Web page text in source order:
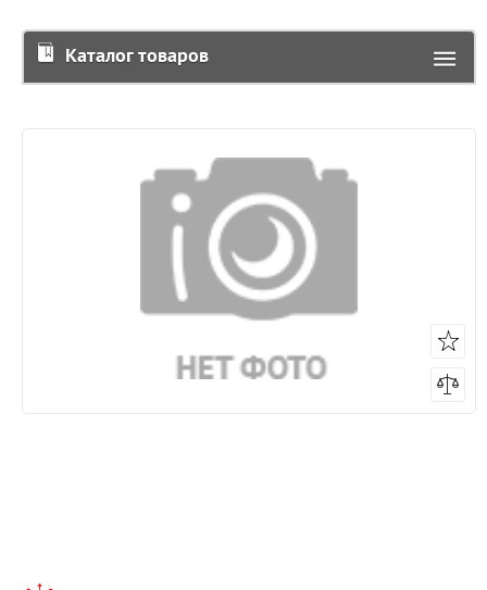
Каталог товаров